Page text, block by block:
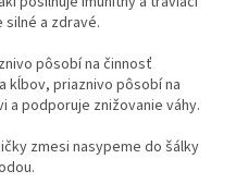
a zdravé.
pôsobí na činnosť
kĺbov, priaznivo pôsobí na
a podporuje znižovanie váhy.
zmesi nasypeme do šálky